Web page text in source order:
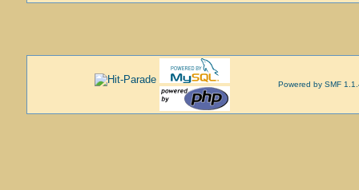
Powered by SMF